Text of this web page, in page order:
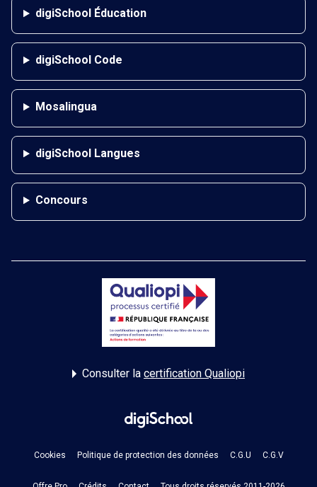
digiSchool Éducation
digiSchool Code
Mosalingua
digiSchool Langues
Concours
Consulter la certification Qualiopi
Cookies Politique de protection des données C.G.U C.G.V